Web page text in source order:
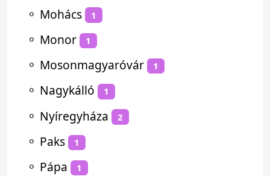
⚬ Mohács 1
⚬ Monor 1
⚬ Mosonmagyaróvár 1
⚬ Nagykálló 1
⚬ Nyíregyháza 2
⚬ Paks 1
⚬ Pápa 1